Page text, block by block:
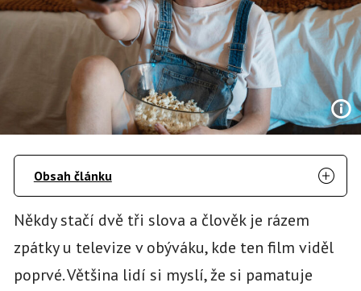
Obsah článku
Někdy stačí dvě tři slova a člověk je rázem
zpátky u televize v obýváku, kde ten film viděl
poprvé. Většina lidí si myslí, že si pamatuje